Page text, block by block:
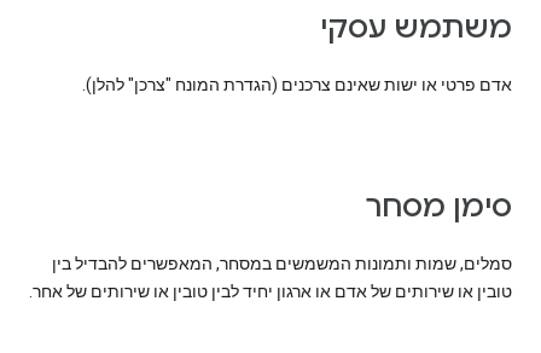
משתמש עסקי
אדם פרטי או ישות שאינם צרכנים (הגדרת המונח "צרכן" להלן).
סימן מסחר
סמלים, שמות ותמונות המשמשים במסחר, המאפשרים להבדיל בין
טובין או שירותים של אדם או ארגון יחיד לבין טובין או שירותים של אחר.